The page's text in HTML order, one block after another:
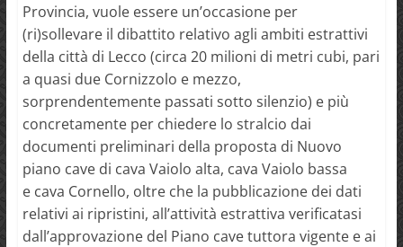
Provincia, vuole essere un’occasione per
(ri)sollevare il dibattito relativo agli ambiti estrattivi
della città di Lecco (circa 20 milioni di metri cubi, pari
a quasi due Cornizzolo e mezzo,
sorprendentemente passati sotto silenzio) e più
concretamente per chiedere lo stralcio dai
documenti preliminari della proposta di Nuovo
piano cave di cava Vaiolo alta, cava Vaiolo bassa
e cava Cornello, oltre che la pubblicazione dei dati
relativi ai ripristini, all’attività estrattiva verificatasi
dall’approvazione del Piano cave tuttora vigente e ai